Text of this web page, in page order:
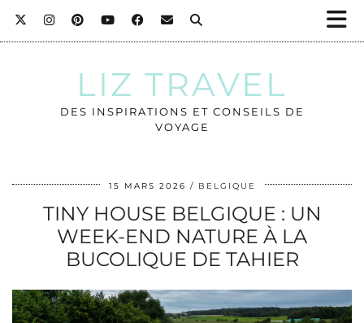
LIZ TRAVEL
DES INSPIRATIONS ET CONSEILS DE
VOYAGE
15 MARS 2026 BELGIQUE
TINY HOUSE BELGIQUE : UN
WEEK-END NATURE À LA
BUCOLIQUE DE TAHIER